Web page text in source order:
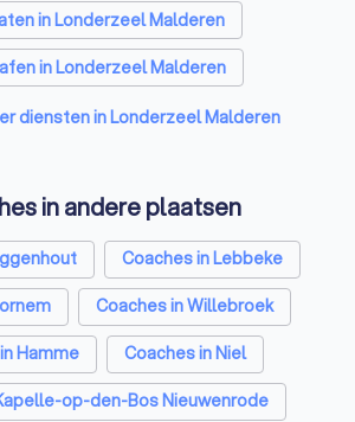
in Londerzeel Malderen
in Londerzeel Malderen
in Londerzeel Malderen
in Londerzeel Malderen
in Londerzeel Malderen
in Londerzeel Malderen
in Londerzeel Malderen
diensten in Londerzeel Malderen
in andere plaatsen
Coaches in Lebbeke
Coaches in Willebroek
Hamme
Coaches in Niel
op-den-Bos Nieuwenrode